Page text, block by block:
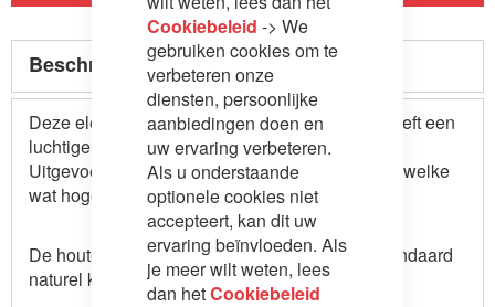
Cookiebeleid -> We
gebruiken cookies om te
verbeteren onze
diensten, persoonlijke
aanbiedingen doen en
uw ervaring verbeteren.
Als u onderstaande
optionele cookies niet
accepteert, kan dit uw
ervaring beïnvloeden. Als
je meer wilt weten, lees
dan hetCookiebeleid
Beschrijving
Deze elegante slaapbank voor Noors design heeft een
luchtige uitstraling.
Uitgevoerd met mooie houten poten / onderstel, welke
wat hoger is zodat deze rank oogt.
De houten poten kunnen in diverse kleuren, standaard
naturel kleur.